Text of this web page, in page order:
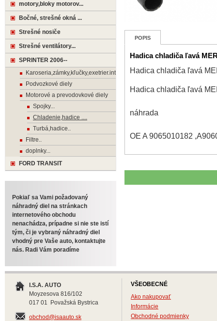
POPIS
Hadica chladiča ľavá
Hadica chladiča ľavá
Hadica chladiča ľavá
náhrada
OE A 9065010182
motory,bloky motorov...
Bočné, strešné okná ...
Strešné nosiče
Strešné ventilátory...
SPRINTER 2006--
Karoseria,zámky,kľučky,exetrier.interier
Podvozkové diely
Motorové a prevodovkové diely
Spojky...
Chladenie,hadice ....
Turbá,hadice..
Filtre..
doplnky...
FORD TRANSIT
Pokiaľ sa Vami požadovaný
náhradný diel na stránkach
internetového obchodu
nenachádza, prípadne si nie ste istí
tým, či je vybraný náhradný diel
vhodný pre Vaše auto, kontaktujte
nás. Radi Vám poradíme
I.S.A. AUTO
Moyzesova 816/102
017 01 Považská Bystrica
obchod@isaauto.sk
VŠEOBECNÉ
Ako nakupovať
Informácie
Obchodné podmienky